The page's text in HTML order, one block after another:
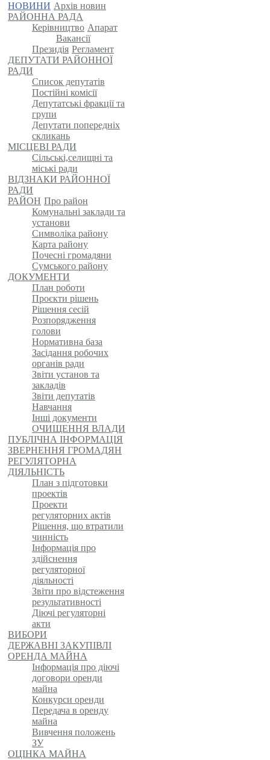
НОВИНИ Архів новин
РАЙОННА РАДА
Керівництво Апарат
Вакансії
Президія Регламент
ДЕПУТАТИ РАЙОННОЇ
РАДИ
Список депутатів
Постійні комісії
Депутатські фракції та
групи
Депутати попередніх
скликань
МІСЦЕВІ РАДИ
Сільські,селищні та
міські ради
ВІДЗНАКИ РАЙОННОЇ
РАДИ
РАЙОН Про район
Комунальні заклади та
установи
Символіка району
Карта району
Почесні громадяни
Сумського району
ДОКУМЕНТИ
План роботи
Проєкти рішень
Рішення сесій
Розпорядження
голови
Нормативна база
Засідання робочих
органів ради
Звіти установ та
закладів
Звіти депутатів
Навчання
Інші документи
ОЧИЩЕННЯ ВЛАДИ
ПУБЛІЧНА ІНФОРМАЦІЯ
ЗВЕРНЕННЯ ГРОМАДЯН
РЕГУЛЯТОРНА
ДІЯЛЬНІСТЬ
План з підготовки
проектів
Проекти
регуляторних актів
Рішення, що втратили
чинність
Інформація про
здійснення
регуляторної
діяльності
Звіти про відстеження
результативності
Діючі регуляторні
акти
ВИБОРИ
ДЕРЖАВНІ ЗАКУПІВЛІ
ОРЕНДА МАЙНА
Інформація про діючі
договори оренди
майна
Конкурси оренди
Передача в оренду
майна
Вивчення положень
ЗУ
ОЦІНКА МАЙНА